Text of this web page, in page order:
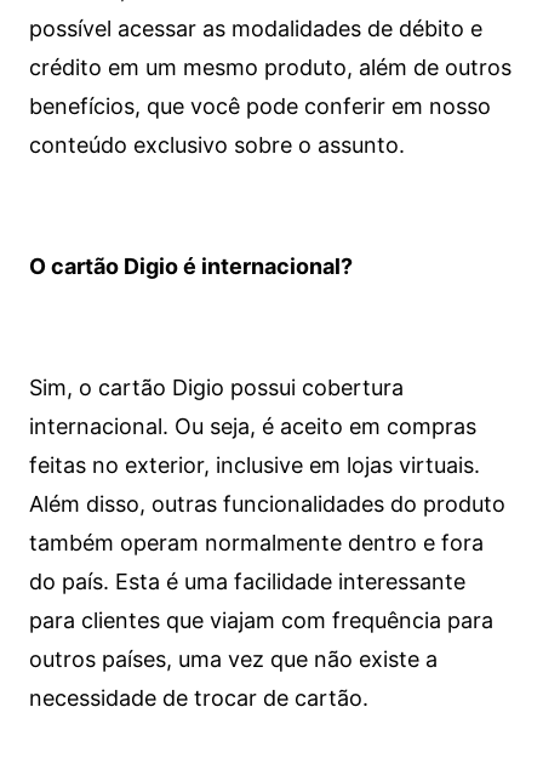
possível acessar as modalidades de débito e
crédito em um mesmo produto, além de outros
benefícios, que você pode conferir em nosso
conteúdo exclusivo sobre o assunto.
O cartão Digio é internacional?
Sim, o cartão Digio possui cobertura
internacional. Ou seja, é aceito em compras
feitas no exterior, inclusive em lojas virtuais.
Além disso, outras funcionalidades do produto
também operam normalmente dentro e fora
do país. Esta é uma facilidade interessante
para clientes que viajam com frequência para
outros países, uma vez que não existe a
necessidade de trocar de cartão.